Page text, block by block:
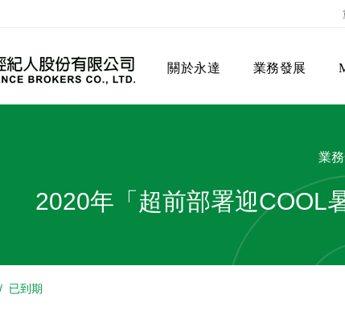
關於永達 業務發展
盃
史精神
業
2020年「超前部署迎COOL
/ 已到期